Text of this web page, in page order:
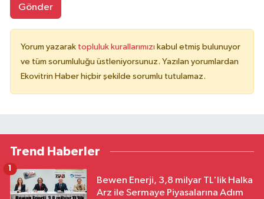
Gönder
Yorum yazarak topluluk kurallarımızı kabul etmiş bulunuyor
ve tüm sorumluluğu üstleniyorsunuz. Yazılan yorumlardan
Ekovitrin Haber hiçbir şekilde sorumlu tutulamaz.
Trend Haberler
Bewen Enerji, 3,8 milyar TL'lik Halka
Arz ile Sermaye Piyasalarına Adım
1